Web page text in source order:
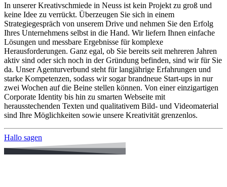
In unserer Kreativschmiede in Neuss ist kein Projekt zu groß und
keine Idee zu verrückt. Überzeugen Sie sich in einem
Strategiegespräch von unserem Drive und nehmen Sie den Erfolg
Ihres Unternehmens selbst in die Hand. Wir liefern Ihnen einfache
Lösungen und messbare Ergebnisse für komplexe
Herausforderungen. Ganz egal, ob Sie bereits seit mehreren Jahren
aktiv sind oder sich noch in der Gründung befinden, sind wir für Sie
da. Unser Agenturverbund steht für langjährige Erfahrungen und
starke Kompetenzen, sodass wir sogar brandneue Start-ups in nur
zwei Wochen auf die Beine stellen können. Von einer einzigartigen
Corporate Identity bis hin zu smarten Webseite mit
herausstechenden Texten und qualitativem Bild- und Videomaterial
sind Ihre Möglichkeiten sowie unsere Kreativität grenzenlos.
Hallo sagen